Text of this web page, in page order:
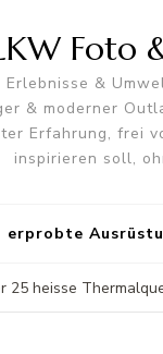
Foto
&
& moderner
Erfahrung, frei
inspirieren soll,
erprobte
25 heisse